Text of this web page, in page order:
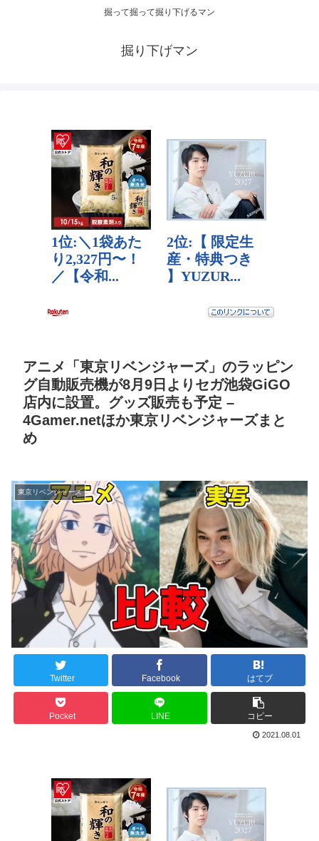
掘って掘って掘り下げるマン
掘り下げマン
アニメ「東京リベンジャーズ」のラッピン
グ自動販売機が8月9日よりセガ池袋GiGO
店内に設置。グッズ販売も予定 –
4Gamer.netほか東京リベンジャーズまと
め
東京リベンジャーズ
Twitter Facebook はてブ
Pocket LINE コピー
2021.08.01